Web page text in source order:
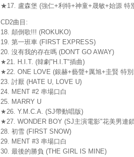
★17. 盧森堡 (強仁+利特+神童+晟敏+始源 特
CD2曲目:
18. 顛倒歌!!! (ROKUKO)
19. 第一班車 (FIRST EXPRESS)
20. 沒有我的存在嗎 (DON'T GO AWAY)
★21. H.I.T. (韓劇"H.I.T"插曲)
★22. ONE LOVE (銀赫+藝聲+厲旭+圭賢 特
23. 討厭 (HATE U, LOVE U)
24. MENT #2 串場口白
25. MARRY U
★26. Y.M.C.A. (SJ帶動唱版)
★27. WONDER BOY (SJ主演電影"花美男連
28. 初雪 (FIRST SNOW)
29. MENT #3 串場口白
30. 最後的勝負 (THE GIRL IS MINE)